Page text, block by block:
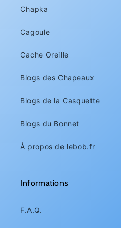
Chapka
Cagoule
Cache Oreille
Blogs des Chapeaux
Blogs de la Casquette
Blogs du Bonnet
À propos de lebob.fr
Informations
F.A.Q.